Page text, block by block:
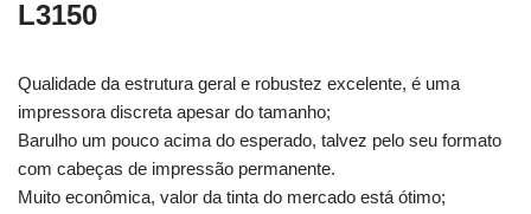
L3150
Qualidade da estrutura geral e robustez excelente, é uma
impressora discreta apesar do tamanho;
Barulho um pouco acima do esperado, talvez pelo seu formato
com cabeças de impressão permanente.
Muito econômica, valor da tinta do mercado está ótimo;